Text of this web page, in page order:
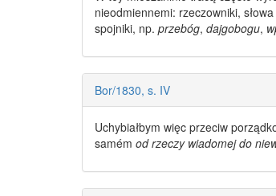
nieodmiennemi: rzeczowniki,
spojniki, np. przebóg, dajgobogu,
Bor/1830, s. IV
Uchybiałbym więc przeciw
samém od rzeczy wiadomej do